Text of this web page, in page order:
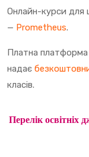
Онлайн-курси для
— Prometheus.
Платна платформа
надає
класів.
Перелік освітніх